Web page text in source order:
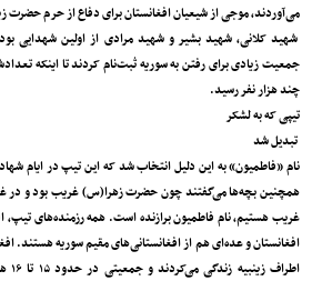
می‌آوردند، موجی از شیعیان افغانستان برای دفاع از حرم
شهید کلانی، شهید بشیر و شهید مرادی از اولین شهدایی
چند هزار نفر رسید.
تیپی که به لشکر
تبدیل شد
نام «فاطمیون» به این دلیل انتخاب شد که این تیپ در
همچنین بچه‌ها می‌گفتند چون حضرت زهرا(س) غریب بود و در
غریب هستیم، نام فاطمیون برازنده است. همه رزمنده‌های تیپ،
افغانستان و عده‌ای هم از افغانستانی‌های مقیم سوریه هستند.